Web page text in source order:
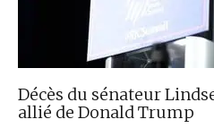
Décès du sénateur
allié de Donald Trump